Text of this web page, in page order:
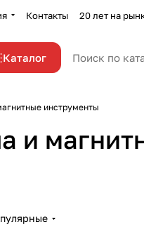
Контакты 20 лет на
Каталог
инструменты
и